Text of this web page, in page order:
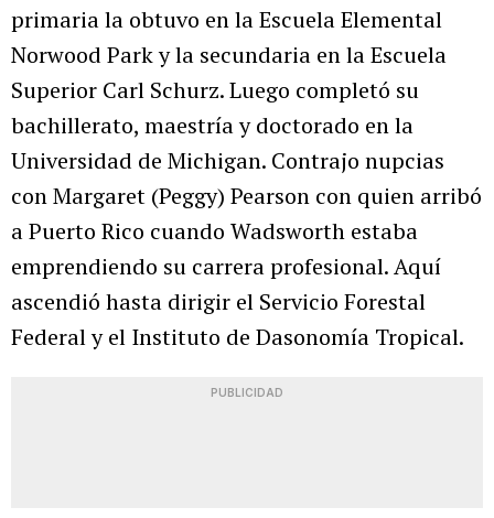
primaria la obtuvo en la Escuela Elemental
Norwood Park y la secundaria en la Escuela
Superior Carl Schurz. Luego completó su
bachillerato, maestría y doctorado en la
Universidad de Michigan. Contrajo nupcias
con Margaret (Peggy) Pearson con quien arribó
a Puerto Rico cuando Wadsworth estaba
emprendiendo su carrera profesional. Aquí
ascendió hasta dirigir el Servicio Forestal
Federal y el Instituto de Dasonomía Tropical.
PUBLICIDAD